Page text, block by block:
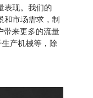
表现。我们的
和市场需求，制
带来更多的流量
产机械等，除